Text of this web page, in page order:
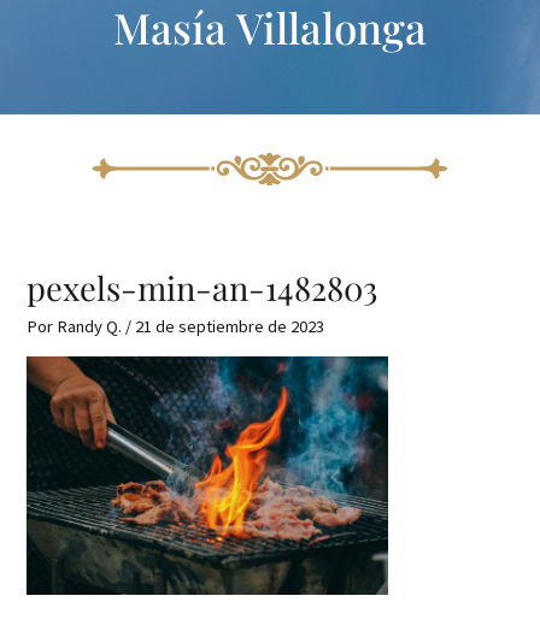
Masía Villalonga
pexels-min-an-1482803
Por Randy Q. / 21 de septiembre de 2023